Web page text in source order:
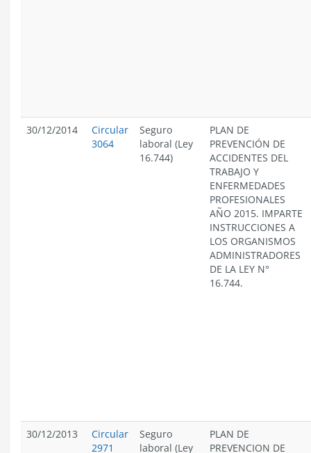
30/12/2014
Circular
3064
Seguro
laboral (Ley
16.744)
PLAN DE
PREVENCIÓN DE
ACCIDENTES DEL
TRABAJO Y
ENFERMEDADES
PROFESIONALES
AÑO 2015. IMPARTE
INSTRUCCIONES A
LOS ORGANISMOS
ADMINISTRADORES
DE LA LEY N°
16.744.
30/12/2013
Circular
2971
Seguro
laboral (Ley
PLAN DE
PREVENCION DE